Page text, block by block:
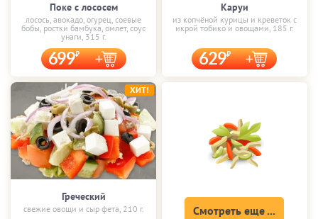
Поке с лососем
лосось, авокадо, огурец, соевые
бобы, ростки бамбука, омлет, соус
унаги, 315 г.
699
Каруи
из копчёной курицы и креветок с
икрой тобико и овощами, 185 г.
629
Греческий
свежие овощи и сыр фета, 210 г.
ХИТ!
Смотреть еще ...